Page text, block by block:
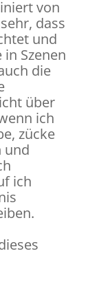
von
dass
und
Szenen
die
über
ich
zücke
und
ich